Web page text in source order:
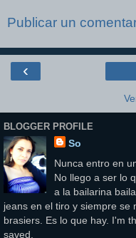
Publicar un
‹
BLOGGER PROFILE
So
Nunca entro en
No llego a ser lo
a la bailarina
jeans en el tiro y siempre se
brasiers. Es lo que hay. I'm
saved.